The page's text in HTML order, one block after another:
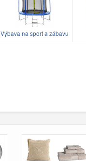
Výbava na sport a zábavu